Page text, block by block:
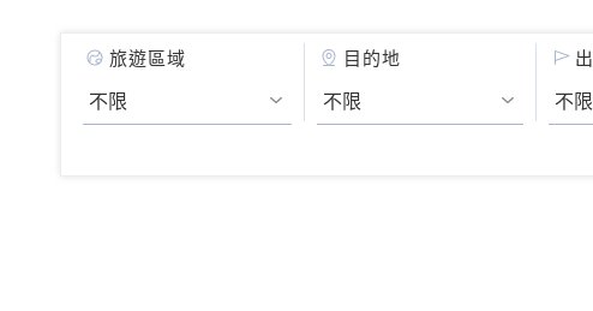
旅遊區域 目的地